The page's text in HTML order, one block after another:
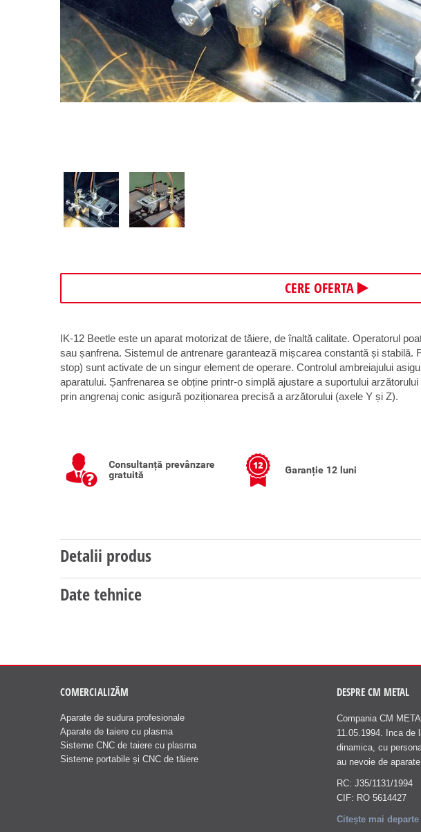
CERE OFERTA
IK-12 Beetle este un aparat motorizat de tăiere, de înaltă calitate. Operatorul
sau șanfrena. Sistemul de antrenare garantează mișcarea constantă și stabilă.
stop) sunt activate de un singur element de operare. Controlul ambreiajului
aparatului. Șanfrenarea se obține printr-o simplă ajustare a suportului
prin angrenaj conic asigură poziționarea precisă a arzătorului (axele Y și Z).
Detalii produs
Date tehnice
COMERCIALIZĂM
Aparate de sudura profesionale
Aparate de taiere cu plasma
Sisteme CNC de taiere cu plasma
Sisteme portabile și CNC de tăiere
DESPRE CM METAL
Compania CM
11.05.1994. Inca de
dinamica, cu
au nevoie de
RC: J35/1131/1994
CIF: RO 5614427
Citește mai departe